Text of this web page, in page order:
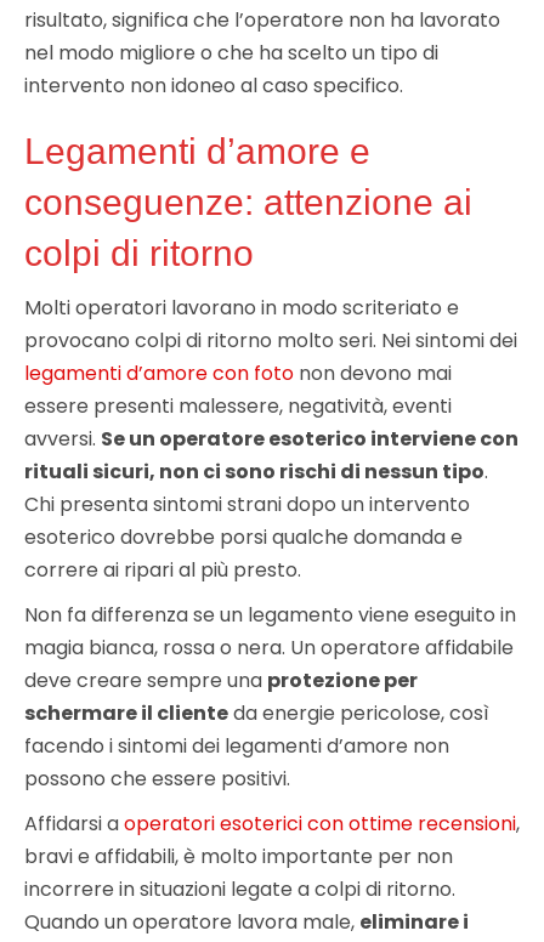
risultato, significa che l’operatore non ha lavorato
nel modo migliore o che ha scelto un tipo di
intervento non idoneo al caso specifico.
Legamenti d’amore e
conseguenze: attenzione ai
colpi di ritorno
Molti operatori lavorano in modo scriteriato e
provocano colpi di ritorno molto seri. Nei sintomi dei
legamenti d’amore con foto non devono mai
essere presenti malessere, negatività, eventi
avversi. Se un operatore esoterico interviene con
rituali sicuri, non ci sono rischi di nessun tipo.
Chi presenta sintomi strani dopo un intervento
esoterico dovrebbe porsi qualche domanda e
correre ai ripari al più presto.
Non fa differenza se un legamento viene eseguito in
magia bianca, rossa o nera. Un operatore affidabile
deve creare sempre una protezione per
schermare il clienteda energie pericolose, così
facendo i sintomi dei legamenti d’amore non
possono che essere positivi.
Affidarsi aoperatori esoterici con ottime recensioni,
bravi e affidabili, è molto importante per non
incorrere in situazioni legate a colpi di ritorno.
Quando un operatore lavora male, eliminare i